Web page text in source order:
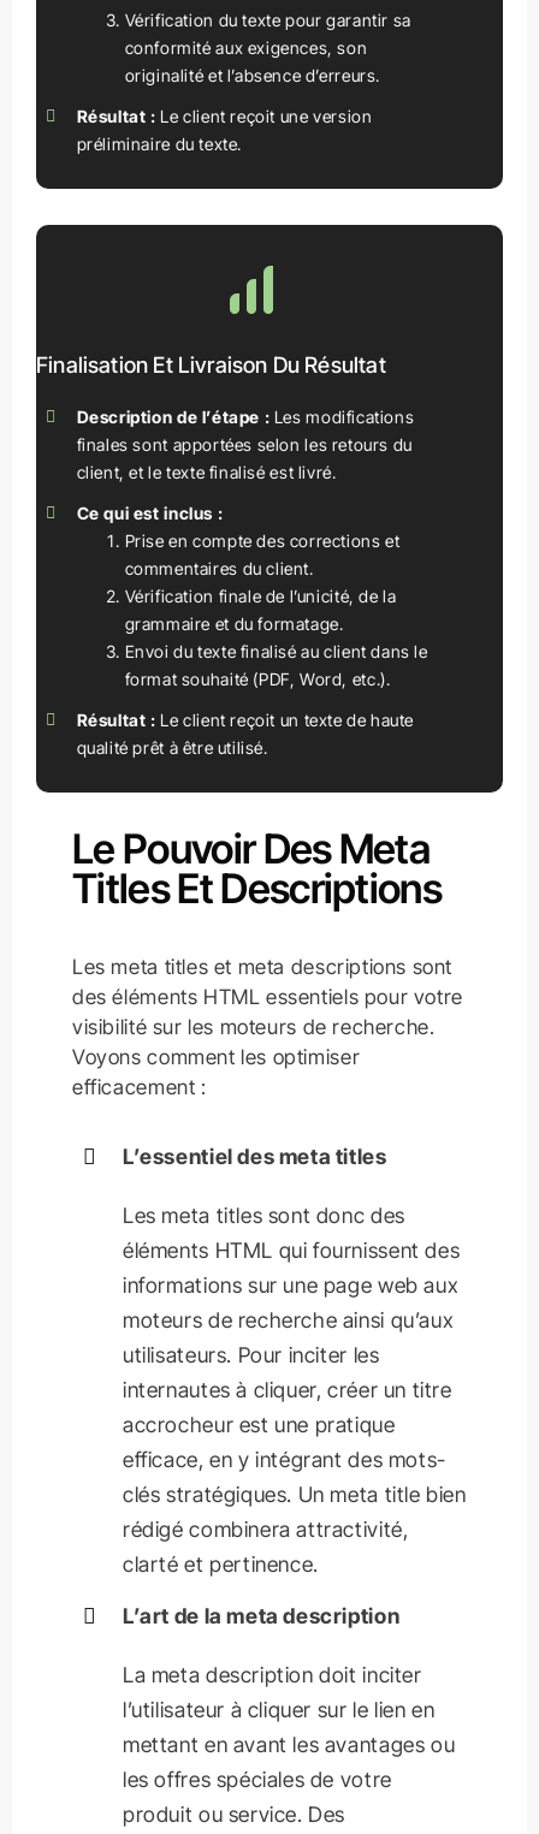
Vérification du texte pour garantir sa
conformité aux exigences, son
originalité et l’absence d’erreurs.
Résultat : Le client reçoit une version
préliminaire du texte.
Finalisation Et Livraison Du Résultat
Description de l’étape : Les modifications
finales sont apportées selon les retours du
client, et le texte finalisé est livré.
Ce qui est inclus :
Prise en compte des corrections et
commentaires du client.
Vérification finale de l’unicité, de la
grammaire et du formatage.
Envoi du texte finalisé au client dans le
format souhaité (PDF, Word, etc.).
Résultat : Le client reçoit un texte de haute
qualité prêt à être utilisé.
Le Pouvoir Des Meta
Titles Et Descriptions
Les meta titles et meta descriptions sont
des éléments HTML essentiels pour votre
visibilité sur les moteurs de recherche.
Voyons comment les optimiser
efficacement :
L’essentiel des meta titles
Les meta titles sont donc des
éléments HTML qui fournissent des
informations sur une page web aux
moteurs de recherche ainsi qu’aux
utilisateurs. Pour inciter les
internautes à cliquer, créer un titre
accrocheur est une pratique
efficace, en y intégrant des mots-
clés stratégiques. Un meta title bien
rédigé combinera attractivité,
clarté et pertinence.
L’art de la meta description
La meta description doit inciter
l’utilisateur à cliquer sur le lien en
mettant en avant les avantages ou
les offres spéciales de votre
produit ou service. Des